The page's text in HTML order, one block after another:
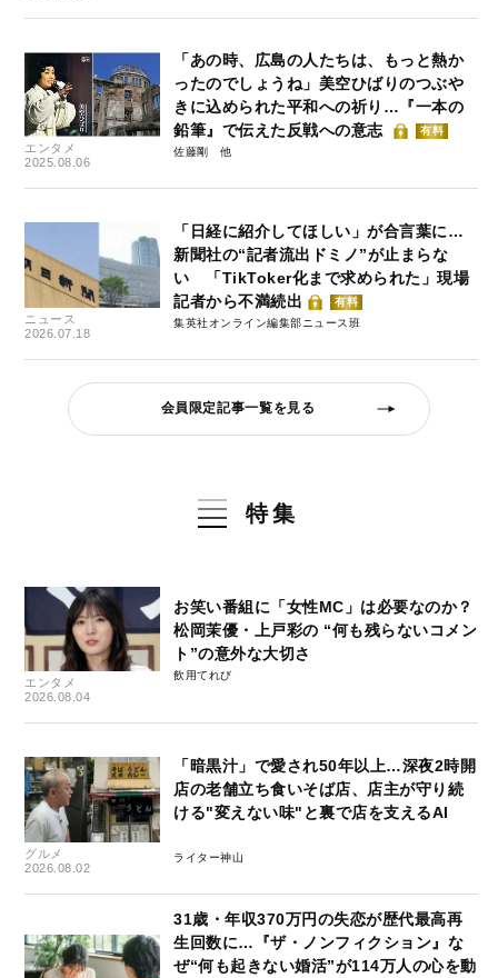
エンタメ
2025.08.06
「あの時、広島の人たちは、もっと熱か
ったのでしょうね」美空ひばりのつぶや
きに込められた平和への祈り…『一本の
鉛筆』で伝えた反戦への意志
有料
佐藤剛
ニュース
2026.07.18
「日経に紹介してほしい」が合言葉に…
新聞社の“記者流出ドミノ”が止まらな
い 「TikToker化まで求められた」現場
記者から不満続出
有料
集英社オンライン編集部ニュース班
会員限定記事一覧を見る
特集
エンタメ
2026.08.04
お笑い番組に「女性MC」は必要なのか？
松岡茉優・上戸彩の “何も残らないコメン
ト”の意外な大切さ
飲用てれび
グルメ
2026.08.02
「暗黒汁」で愛され50年以上…深夜2時開
店の老舗立ち食いそば店、店主が守り続
ける"変えない味"と裏で店を支えるAI
ライター神山
31歳・年収370万円の失恋が歴代最高再
生回数に…『ザ・ノンフィクション』な
ぜ“何も起きない婚活”が114万人の心を動